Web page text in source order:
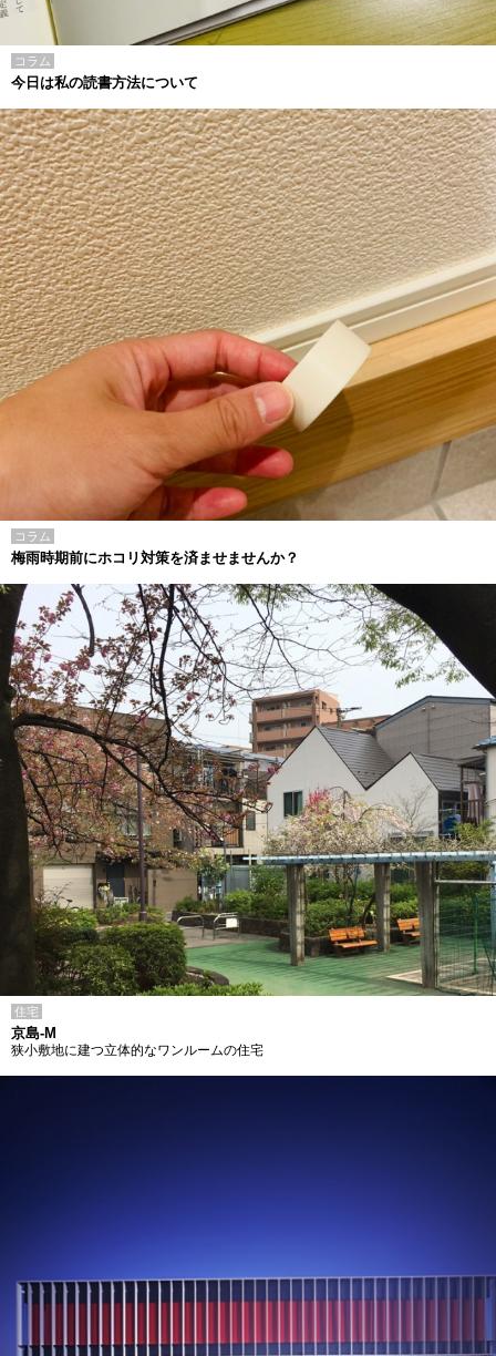
コラム
今日は私の読書方法について
コラム
梅雨時期前にホコリ対策を済ませませんか？
住宅
京島-M
狭小敷地に建つ立体的なワンルームの住宅